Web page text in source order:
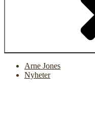
Arne Jones
Nyheter